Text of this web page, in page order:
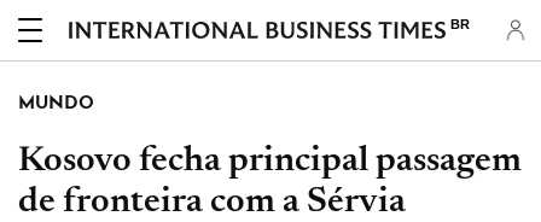
BR
MUNDO
Kosovo fecha principal passagem
de fronteira com a Sérvia